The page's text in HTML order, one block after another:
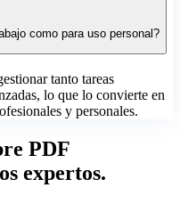
como para uso personal?
tanto tareas
lo que lo convierte en
y personales.
PDF
expertos.